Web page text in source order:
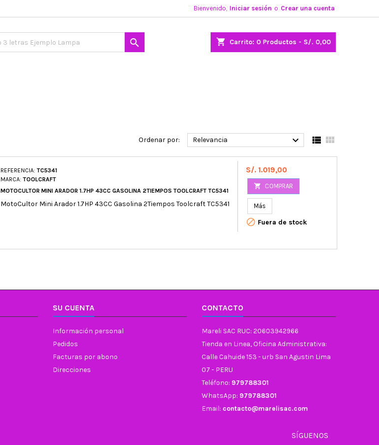
Bienvenido, Iniciar sesión o Crear una cuenta
shopping_cart Carrito: 0 Productos - S/. 0,00

Ordenar por: Relevancia   
REFERENCIA: TC5341
MARCA: TOOLCRAFT
MOTOCULTOR MINI ARADOR 1.7HP 43CC GASOLINA 2TIEMPOS TOOLCRAFT TC5341
MotoCultor Mini Arador 1.7HP 43CC Gasolina 2Tiempos Toolcraft TC5341
Precio
S/. 1.019,00
 COMPRAR
Más
 Fuera de stock
SU CUENTA
Información personal
Pedidos
Facturas por abono
Direcciones
CONTACTO
Mareli SAC RUC: 20603942966
Tienda en Linea, Oficina Administrativa:
Calle Cahuide 153 - urb San Agustin Lima
07 - PERU
Teléfono: 979788301
WhatsApp: 979788301
Email: contacto@marelisac.com
SÍGUENOS